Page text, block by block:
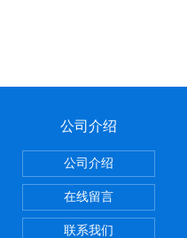
公司介绍
公司介绍
在线留言
联系我们